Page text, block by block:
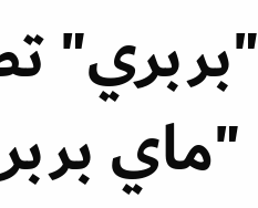
"بربري"
"ماي